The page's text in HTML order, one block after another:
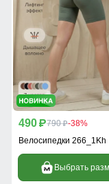
490 p790 p-38%
Велосипедки 266_1Kh
Выбрать